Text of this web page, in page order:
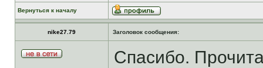
Вернуться к началу
nike27.79 Заголовок сообщения:
Спасибо.